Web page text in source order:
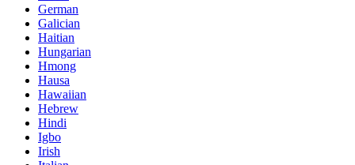
German
Galician
Haitian
Hungarian
Hmong
Hausa
Hawaiian
Hebrew
Hindi
Igbo
Irish